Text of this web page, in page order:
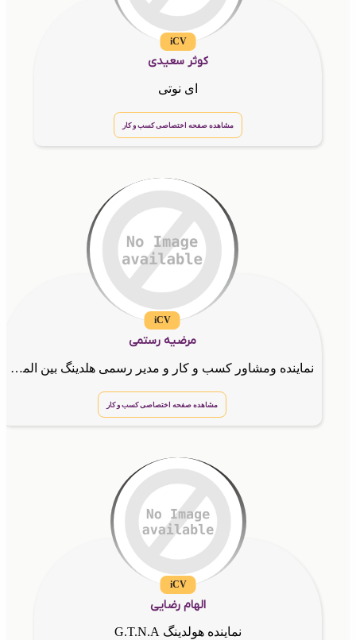
iCV
کوثر سعیدی
ای نوتی
مشاهده صفحه اختصاصی کسب و کار
iCV
مرضیه رستمی
نماینده ومشاور کسب و کار و مدیر رسمی هلدینگ بین المللیG.T.N.A
مشاهده صفحه اختصاصی کسب و کار
iCV
الهام رضایی
نماینده هولدینگ G.T.N.A